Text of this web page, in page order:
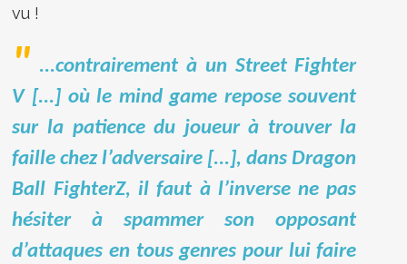
vu !
...contrairement à un Street Fighter
V [...] où le mind game repose souvent
sur la patience du joueur à trouver la
faille chez l’adversaire [...], dans Dragon
Ball FighterZ, il faut à l’inverse ne pas
hésiter à spammer son opposant
d’attaques en tous genres pour lui faire